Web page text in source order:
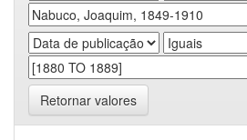
Retornar valores